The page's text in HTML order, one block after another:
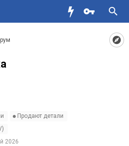
Продают детали
2026